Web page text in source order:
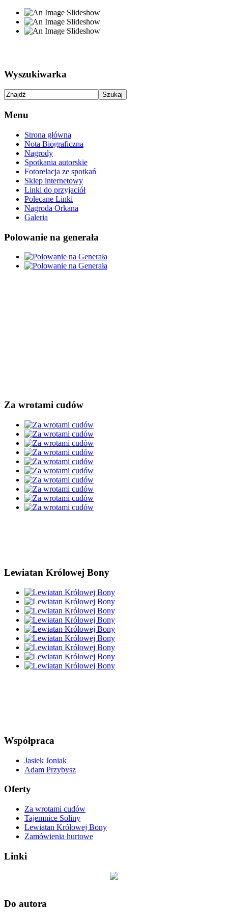
Wyszukiwarka
Menu
Strona główna
Nota Biograficzna
Nagrody
Spotkania autorskie
Fotorelacja ze spotkań
Sklep internetowy
Linki do przyjaciół
Polecane Linki
Nagroda Orkana
Galeria
Polowanie na generała
Za wrotami cudów
Lewiatan Królowej Bony
Współpraca
Jasiek Joniak
Adam Przybysz
Oferty
Za wrotami cudów
Tajemnice Soliny
Lewiatan Królowej Bony
Zamówienia hurtowe
Linki
Do autora